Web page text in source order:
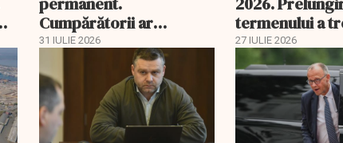
Cumpărătorii ar
economisi zeci de mii de
31 IULIE 2026
termenului a
comisia din
27 IULIE 2026